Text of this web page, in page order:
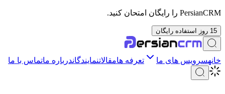
PersianCRM را رایگان امتحان کنید.
15 روز استفاده رایگان
خانهسرویس های ما تعرفه هامقالاتنمایندگاندرباره ماتماس با ما